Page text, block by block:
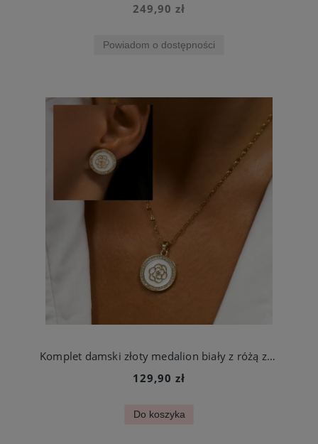
249,90 zł
Powiadom o dostępności
Komplet damski złoty medalion biały z różą ze stali szlachetnej
129,90 zł
Do koszyka